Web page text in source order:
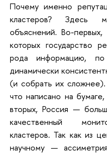
Почему именно
кластеров? Здесь
объяснений. Во-
которых государство
рода информацию,
динамически
(и собрать их
что написано на
вторых, Россия —
качественный
кластеров. Так как из
научному —